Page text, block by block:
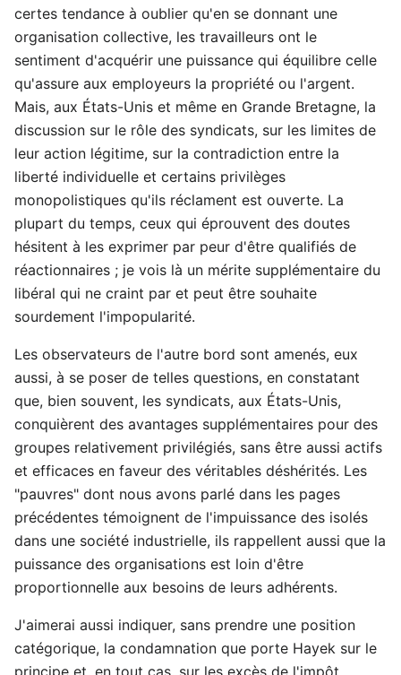
certes tendance à oublier qu'en se donnant une
organisation collective, les travailleurs ont le
sentiment d'acquérir une puissance qui équilibre celle
qu'assure aux employeurs la propriété ou l'argent.
Mais, aux États-Unis et même en Grande Bretagne, la
discussion sur le rôle des syndicats, sur les limites de
leur action légitime, sur la contradiction entre la
liberté individuelle et certains privilèges
monopolistiques qu'ils réclament est ouverte. La
plupart du temps, ceux qui éprouvent des doutes
hésitent à les exprimer par peur d'être qualifiés de
réactionnaires ; je vois là un mérite supplémentaire du
libéral qui ne craint par et peut être souhaite
sourdement l'impopularité.
Les observateurs de l'autre bord sont amenés, eux
aussi, à se poser de telles questions, en constatant
que, bien souvent, les syndicats, aux États-Unis,
conquièrent des avantages supplémentaires pour des
groupes relativement privilégiés, sans être aussi actifs
et efficaces en faveur des véritables déshérités. Les
"pauvres" dont nous avons parlé dans les pages
précédentes témoignent de l'impuissance des isolés
dans une société industrielle, ils rappellent aussi que la
puissance des organisations est loin d'être
proportionnelle aux besoins de leurs adhérents.
J'aimerai aussi indiquer, sans prendre une position
catégorique, la condamnation que porte Hayek sur le
principe et, en tout cas, sur les excès de l'impôt